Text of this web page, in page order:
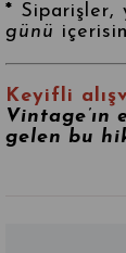
* Siparişler,
günü
Keyifli
gelen bu